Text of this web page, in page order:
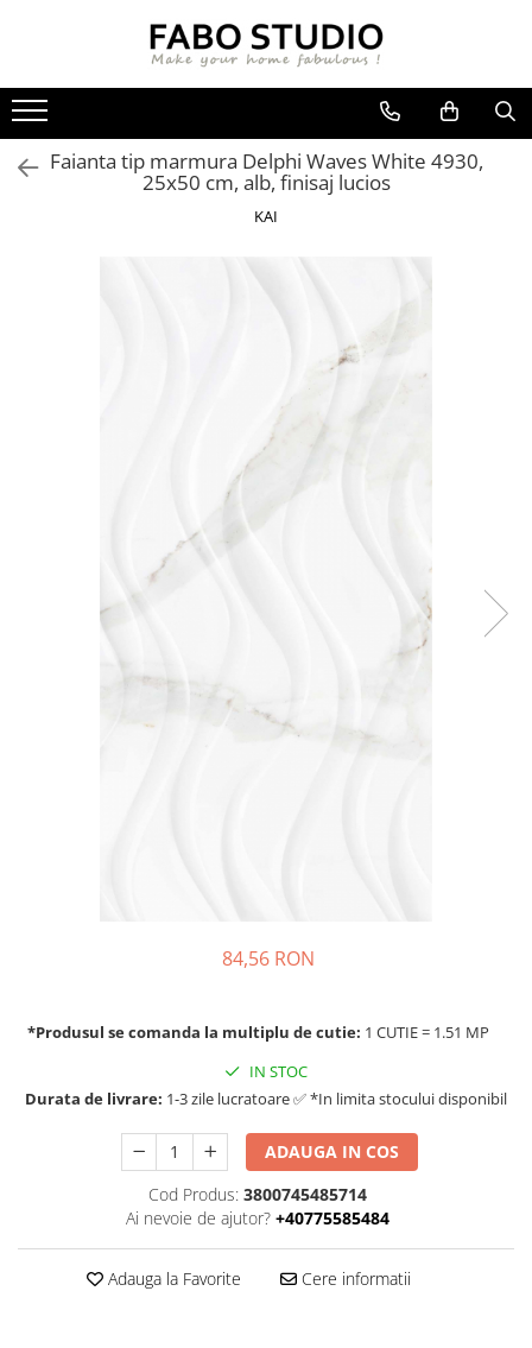
GRESIE INTERIOR
GRESIE EXTERIOR
FAIANTA
PIESE DECORATIVE
CANAPELE
CUIEREFaianta tip marmura Delphi Waves White 4930,
25x50 cm, alb, finisaj lucios
KAI
84,56 RON
*Produsul se comanda la multiplu de cutie: 1 CUTIE = 1.51 MP
IN STOC
Durata de livrare: 1-3 zile lucratoare ✅ *In limita stocului disponibil
ADAUGA IN COS
Cod Produs: 3800745485714
Ai nevoie de ajutor? +40775585484
Adauga la Favorite Cere informatii